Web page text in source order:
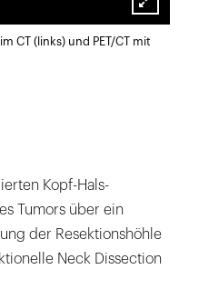
Lightbox
öffnen
CT (links) und PET/CT mit
Kopf-Hals-
Tumors über ein
der Resektionshöhle
Neck Dissection